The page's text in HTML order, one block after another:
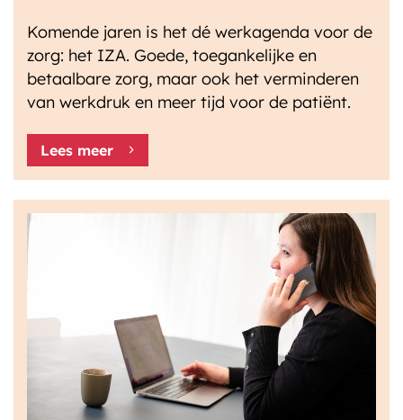
Komende jaren is het dé werkagenda voor de
zorg: het IZA. Goede, toegankelijke en
betaalbare zorg, maar ook het verminderen
van werkdruk en meer tijd voor de patiënt.
Lees meer